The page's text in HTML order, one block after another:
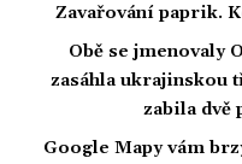
Zavařování paprik.
Obě se jmenovaly
zasáhla ukrajinskou
zabila dvě
Google Mapy vám